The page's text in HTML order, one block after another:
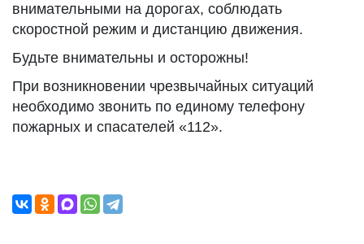
внимательными на дорогах, соблюдать
скоростной режим и дистанцию движения.
Будьте внимательны и осторожны!
При возникновении чрезвычайных ситуаций
необходимо звонить по единому телефону
пожарных и спасателей «112».